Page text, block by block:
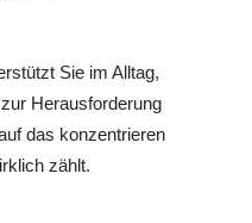
Sie im Alltag,
Herausforderung
das konzentrieren
zählt.